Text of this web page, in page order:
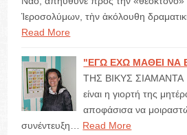
Ἱεροσολύμων, τὴν ἀκόλουθη
Read More
"ΕΓΩ ΕΧΩ ΜΑΘΕΙ ΝΑ
ΤΗΣ ΒΙΚΥΣ
είναι η γιορτή της
αποφάσισα να
συνέντευξη… Read More